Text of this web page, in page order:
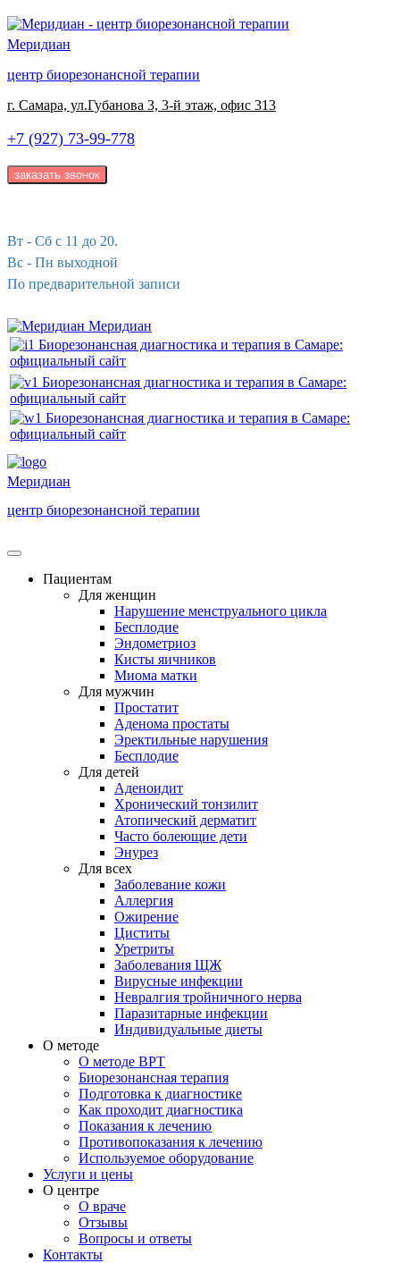
Меридиан
центр биорезонансной терапии
г. Самара, ул.Губанова 3, 3-й этаж, офис 313
+7 (927) 73-99-778
Вт - Сб с 11 до 20.
Вс - Пн выходной
По предварительной записи
Меридиан
Меридиан
центр биорезонансной терапии
Пациентам
Для женщин
Нарушение менструального цикла
Бесплодие
Эндометриоз
Кисты яичников
Миома матки
Для мужчин
Простатит
Аденома простаты
Эректильные нарушения
Бесплодие
Для детей
Аденоидит
Хронический тонзилит
Атопический дерматит
Часто болеющие дети
Энурез
Для всех
Заболевание кожи
Аллергия
Ожирение
Циститы
Уретриты
Заболевания ЩЖ
Вирусные инфекции
Невралгия тройничного нерва
Паразитарные инфекции
Индивидуальные диеты
О методе
О методе ВРТ
Биорезонансная терапия
Подготовка к диагностике
Как проходит диагностика
Показания к лечению
Противопоказания к лечению
Используемое оборудование
Услуги и цены
О центре
О враче
Отзывы
Вопросы и ответы
Контакты